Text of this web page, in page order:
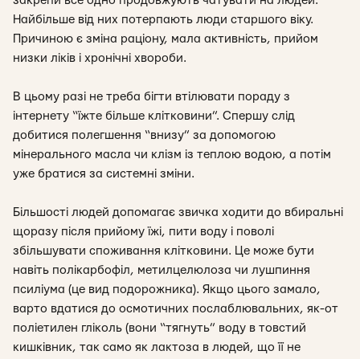
Найбільше від них потерпають люди старшого віку.
Причиною є зміна раціону, мала активність, прийом
низки ліків і хронічні хвороби.
В цьому разі не треба бігти втілювати пораду з
інтернету “їжте більше клітковини”. Спершу слід
добитися полегшення “внизу” за допомогою
мінерального масла чи клізм із теплою водою, а потім
уже братися за системні зміни.
Більшості людей допомагає звичка ходити до вбиральні
щоразу після прийому їжі, пити воду і поволі
збільшувати споживання клітковини. Це може бути
навіть полікарбофіл, метилцелюлоза чи лушпиння
псиліума (це вид подорожника). Якщо цього замало,
варто вдатися до осмотичних послаблювальних, як-от
поліетилен гліколь (вони “тягнуть” воду в товстий
кишківник, так само як лактоза в людей, що її не